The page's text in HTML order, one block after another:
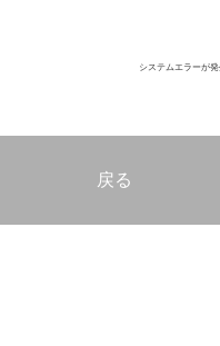
システムエラーが
戻る